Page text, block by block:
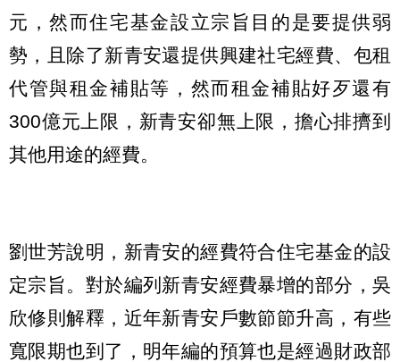
元，然而住宅基金設立宗旨目的是要提供弱
勢，且除了新青安還提供興建社宅經費、包租
代管與租金補貼等，然而租金補貼好歹還有
300億元上限，新青安卻無上限，擔心排擠到
其他用途的經費。
劉世芳說明，新青安的經費符合住宅基金的設
定宗旨。對於編列新青安經費暴增的部分，吳
欣修則解釋，近年新青安戶數節節升高，有些
寬限期也到了，明年編的預算也是經過財政部